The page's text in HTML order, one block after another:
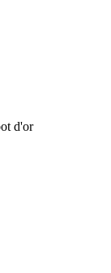
d'or